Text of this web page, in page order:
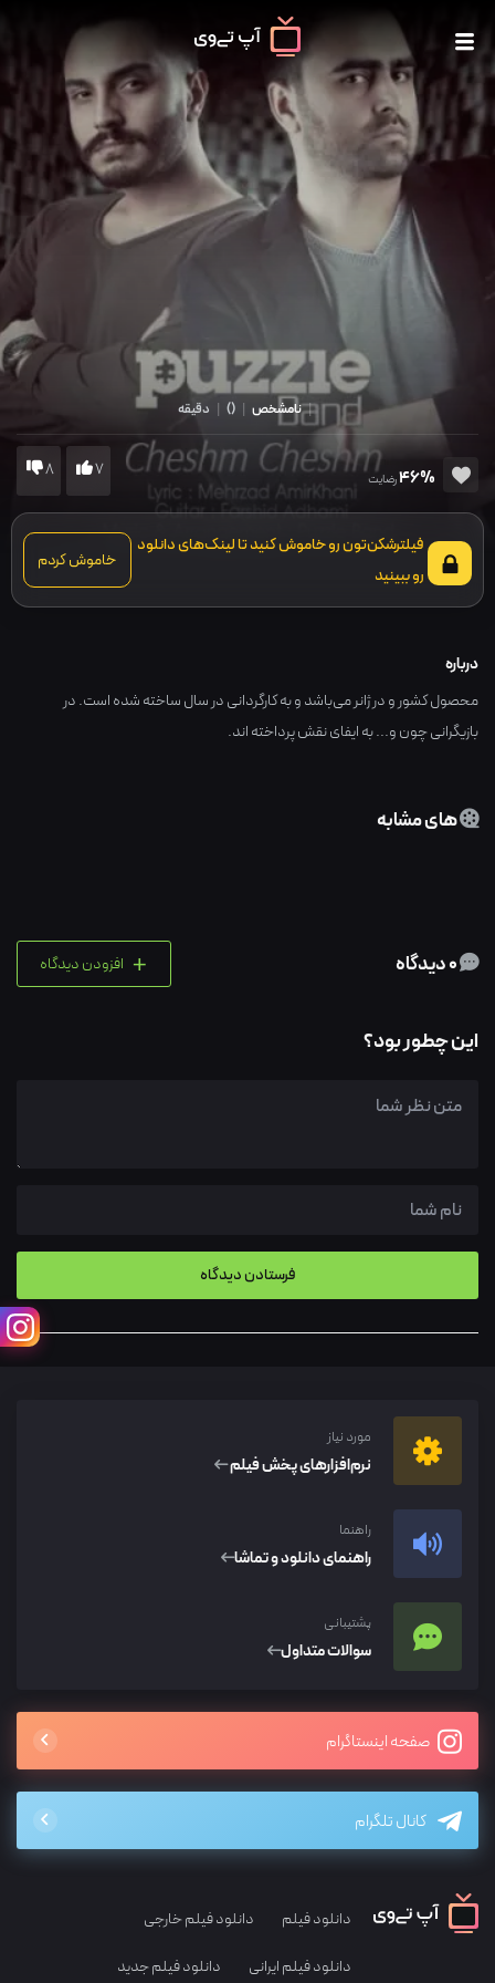
| نامشخص |
()
| دقیقه
46%رضایت 7
8
فیلترشکن‌تون رو خاموش کنید تا لینک‌های دانلود
رو ببینید
خاموش کردم
درباره
محصول کشور و در ژانر می‌باشد و به کارگردانی در سال ساخته شده است. در
بازیگرانی چون و... به ایفای نقش پرداخته اند.
های مشابه
+ افزودن دیدگاه
این چطور بود؟
مورد نیاز
نرم‌افزار‌های پخش فیلم
راهنما
راهنمای دانلود و تماشا
پشتیبانی
سوالات متداول
صفحه اینستاگرام
کانال تلگرام
دانلود فیلم دانلود فیلم خارجی
دانلود فیلم ایرانی دانلود فیلم جدید